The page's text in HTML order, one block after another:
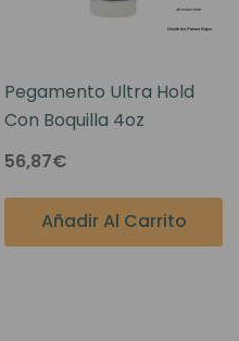
Pegamento Ultra Hold
Con Boquilla 4oz
56,87€
Añadir Al Carrito